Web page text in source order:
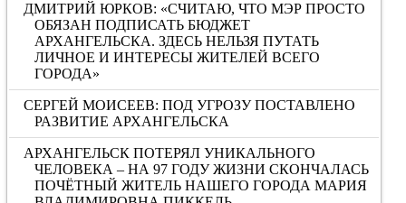
ДМИТРИЙ ЮРКОВ: «СЧИТАЮ, ЧТО МЭР ПРОСТО
ОБЯЗАН ПОДПИСАТЬ БЮДЖЕТ
АРХАНГЕЛЬСКА. ЗДЕСЬ НЕЛЬЗЯ ПУТАТЬ
ЛИЧНОЕ И ИНТЕРЕСЫ ЖИТЕЛЕЙ ВСЕГО
ГОРОДА»
СЕРГЕЙ МОИСЕЕВ: ПОД УГРОЗУ ПОСТАВЛЕНО
РАЗВИТИЕ АРХАНГЕЛЬСКА
АРХАНГЕЛЬСК ПОТЕРЯЛ УНИКАЛЬНОГО
ЧЕЛОВЕКА – НА 97 ГОДУ ЖИЗНИ СКОНЧАЛАСЬ
ПОЧЁТНЫЙ ЖИТЕЛЬ НАШЕГО ГОРОДА МАРИЯ